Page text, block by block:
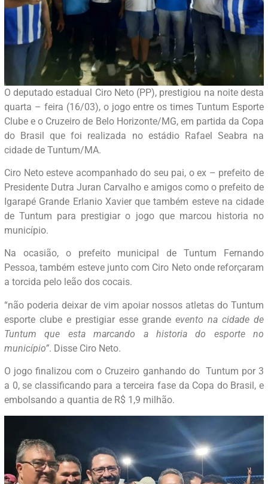
O deputado estadual Ciro Neto (PP), prestigiou na noite desta
quarta – feira (16/03), o jogo entre os times Tuntum Esporte
Clube e o Cruzeiro de Belo Horizonte/MG, em partida da Copa
do Brasil que foi realizada no estádio Rafael Seabra na
cidade de Tuntum/MA.
Ciro Neto esteve acompanhado do seu pai, o ex – prefeito de
Presidente Dutra Juran Carvalho e amigos como o prefeito de
Igarapé Grande Erlanio Xavier que também esteve na cidade
de Tuntum para prestigiar o jogo que marcou historia no
município.
Na ocasião, o prefeito municipal de Tuntum Fernando
Pessoa, também esteve junto com Ciro Neto onde reforçaram
a torcida pelo leão dos cocais.
“não poderia deixar de vim apoiar nossos atletas do Tuntum
esporte clube e prestigiar esse grande evento na cidade de
Tuntum que esta marcando a historia do esporte no
município”. Disse Ciro Neto.
O jogo finalizou com o Cruzeiro ganhando do Tuntum por 3
a 0, se classificando para a terceira fase da Copa do Brasil, e
embolsando a quantia de R$ 1,9 milhão.